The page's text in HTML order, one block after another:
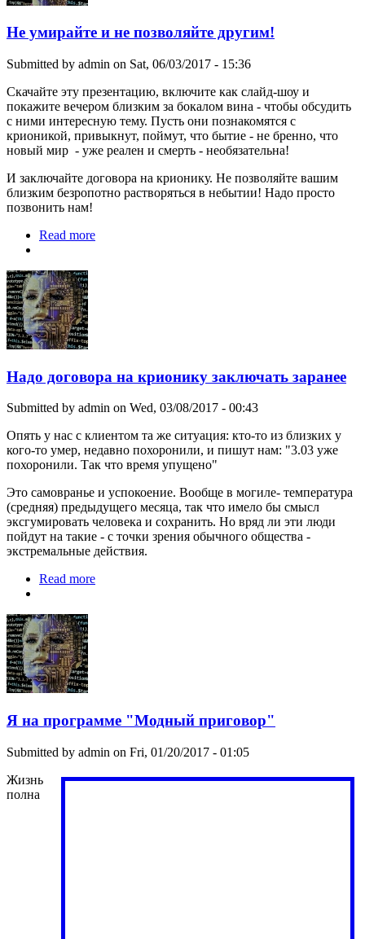
Не умирайте и не позволяйте другим!
Submitted by admin on Sat, 06/03/2017 - 15:36
Скачайте эту презентацию, включите как слайд-шоу и
покажите вечером близким за бокалом вина - чтобы обсудить
с ними интересную тему. Пусть они познакомятся с
крионикой, привыкнут, поймут, что бытие - не бренно, что
новый мир - уже реален и смерть - необязательна!
И заключайте договора на крионику. Не позволяйте вашим
близким безропотно растворяться в небытии! Надо просто
позвонить нам!
Read more
Надо договора на крионику заключать заранее
Submitted by admin on Wed, 03/08/2017 - 00:43
Опять у нас с клиентом та же ситуация: кто-то из близких у
кого-то умер, недавно похоронили, и пишут нам: "3.03 уже
похоронили. Так что время упущено"
Это самовранье и успокоение. Вообще в могиле- температура
(средняя) предыдущего месяца, так что имело бы смысл
эксгумировать человека и сохранить. Но вряд ли эти люди
пойдут на такие - с точки зрения обычного общества -
экстремальные действия.
Read more
Я на программе "Модный приговор"
Submitted by admin on Fri, 01/20/2017 - 01:05
Жизнь
полна